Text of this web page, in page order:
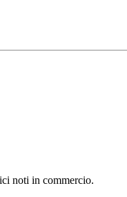
noti in commercio.